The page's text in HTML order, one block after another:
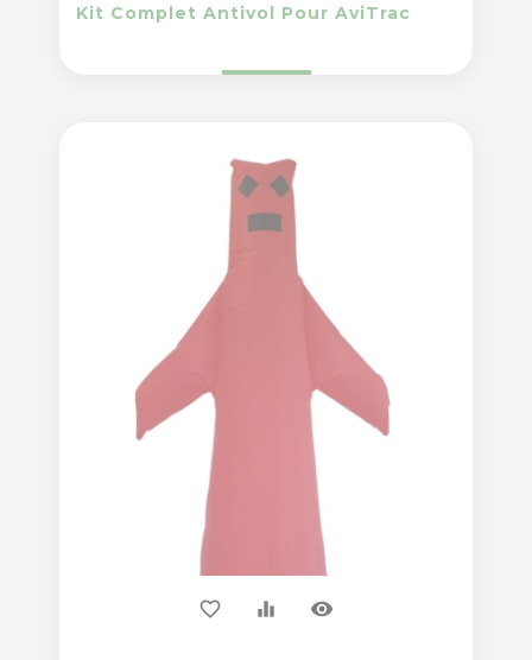
Kit Complet Antivol Pour AviTrac
favorite_border equalizer visibility